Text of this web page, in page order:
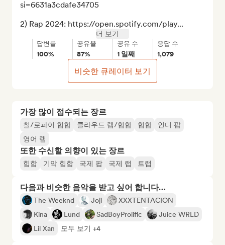
가장 많이 접수되는 장르
칠/로파이 힙합 클라우드 랩/힙합 힙합
인디 팝
영어 랩
또한 수신할 의향이 있는 장르
힙합 기악 힙합 국제 팝 국제 랩 트랩
다음과 비슷한 음악을 받고 싶어 합니다…
The Weeknd Joji
XXXTENTACION
Kina
Lund SadBoyProlific
Juice WRLD
Lil Xan
모두 보기 +4
si=6631a3cdafe34705
2) Rap 2024: https://open.spotify.com/play...
더 보기
답변률
100%
공유율
87%
공유 수
1 일째
응답 수
1,079
비슷한 큐레이터 보기